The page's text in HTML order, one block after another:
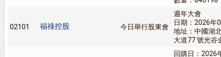
02101 福祿控股 今日舉行股東會
週年大會
日期：2026年
地址：中國湖
大道77 號光谷
回購日：2026